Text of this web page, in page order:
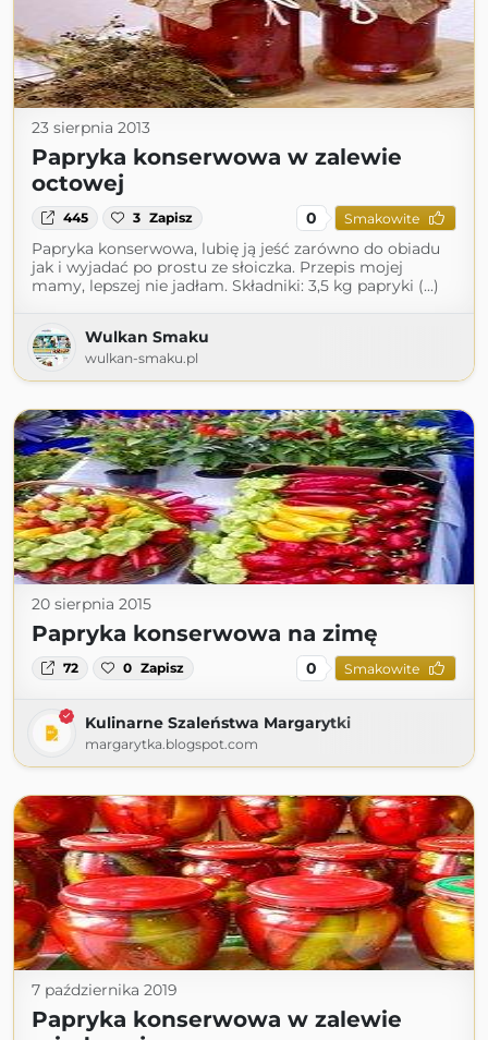
23 sierpnia 2013
Papryka konserwowa w zalewie
octowej
445 3 Zapisz 0 Smakowite
Papryka konserwowa, lubię ją jeść zarówno do obiadu
jak i wyjadać po prostu ze słoiczka. Przepis mojej
mamy, lepszej nie jadłam. Składniki: 3,5 kg papryki (...)
Wulkan Smaku
wulkan-smaku.pl
20 sierpnia 2015
Papryka konserwowa na zimę
72 0 Zapisz 0 Smakowite
Kulinarne Szaleństwa Margarytki
margarytka.blogspot.com
7 października 2019
Papryka konserwowa w zalewie